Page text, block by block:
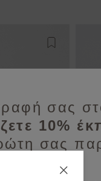
Προσθήκη
σας
10%
σας